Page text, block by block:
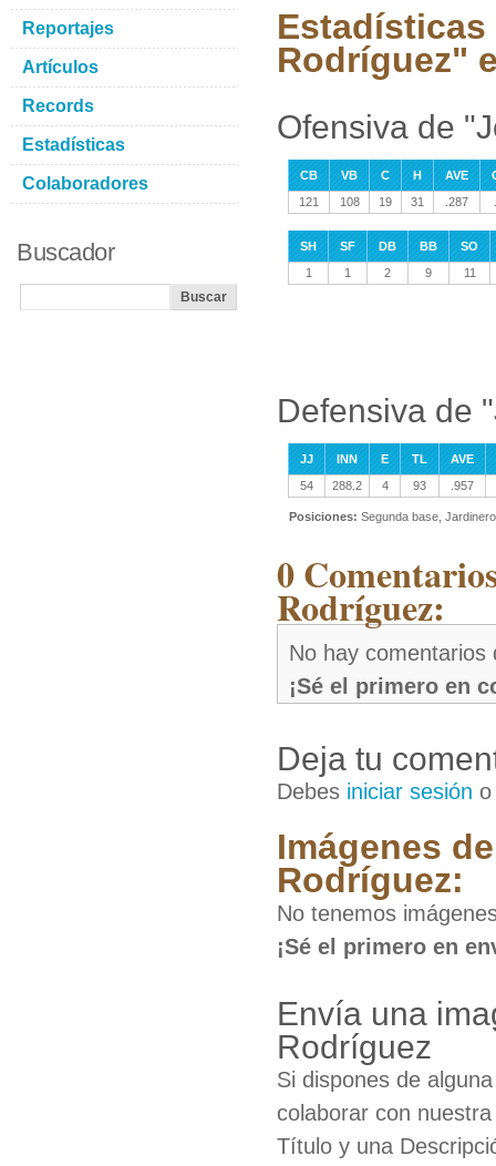
Rodríguez"
Ofensiva de
CB VB C H AVE
121
108 19 31 .287
SH SF DB BB
SO
1
1 2 9 11
Defensiva de
JJ INN E TL
AVE
54
288.2 4 93 .957
Posiciones: Segunda base,
0
Rodríguez:
No hay comentarios
¡Sé el primero en
Deja tu
Debes iniciar sesión
Imágenes
Rodríguez:
No tenemos
¡Sé el primero en
Envía una
Rodríguez
Si dispones de
colaborar con
Título y una
Reportajes
Artículos
Records
Estadísticas
Colaboradores
Buscador